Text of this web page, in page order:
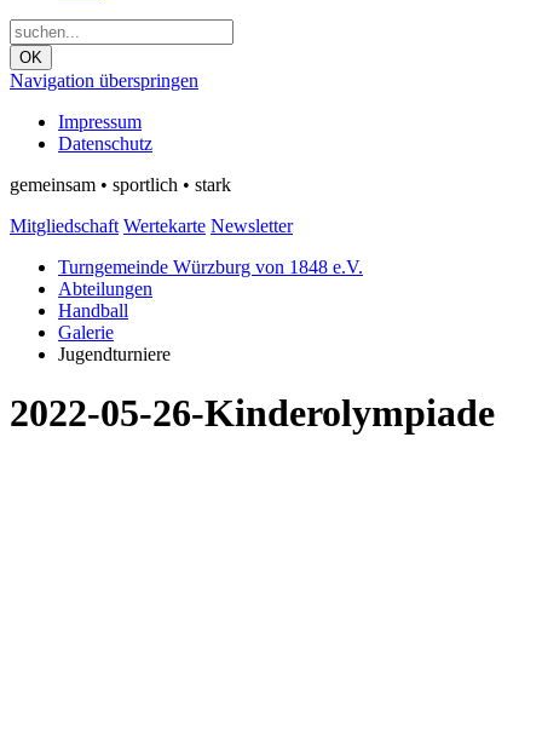
OK
Navigation überspringen
Impressum
Datenschutz
gemeinsam • sportlich • stark
Mitgliedschaft Wertekarte Newsletter
Turngemeinde Würzburg von 1848 e.V.
Abteilungen
Handball
Galerie
Jugendturniere
2022-05-26-Kinderolympiade